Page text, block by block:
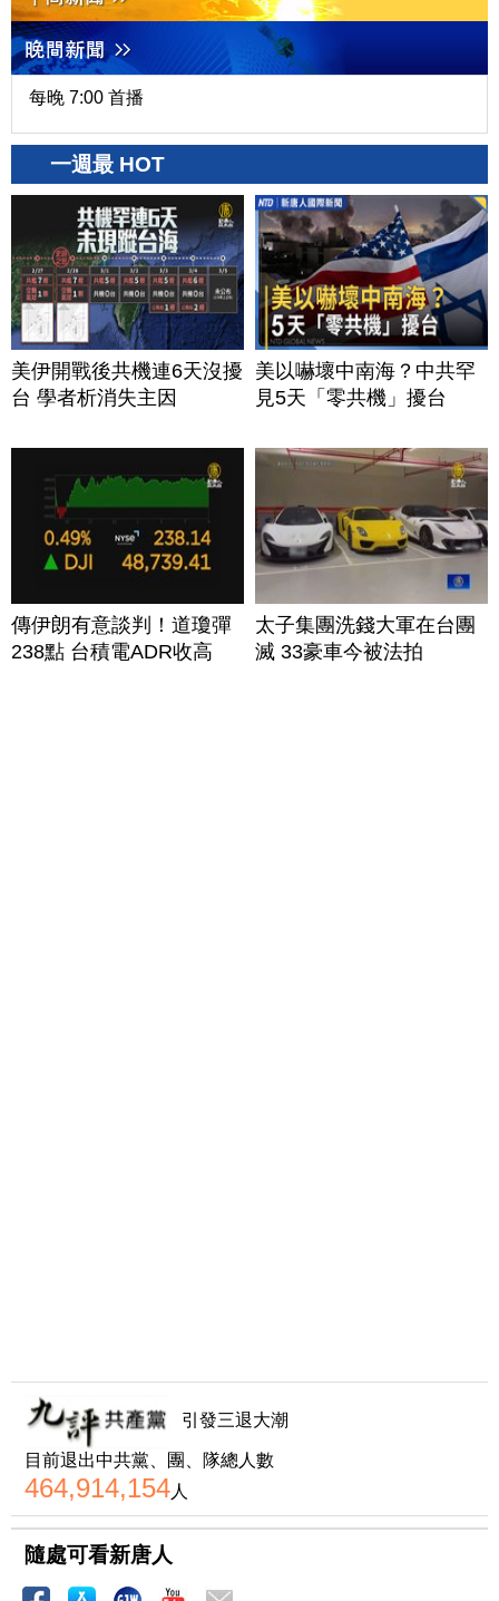
每晚 7:00 首播
一週最 HOT
美伊開戰後共機連6天沒擾
台 學者析消失主因
美以嚇壞中南海？中共罕
見5天「零共機」擾台
傳伊朗有意談判！道瓊彈
238點 台積電ADR收高
太子集團洗錢大軍在台團
滅 33豪車今被法拍
引發三退大潮
目前退出中共黨、團、隊總人數
464,914,154人
隨處可看新唐人